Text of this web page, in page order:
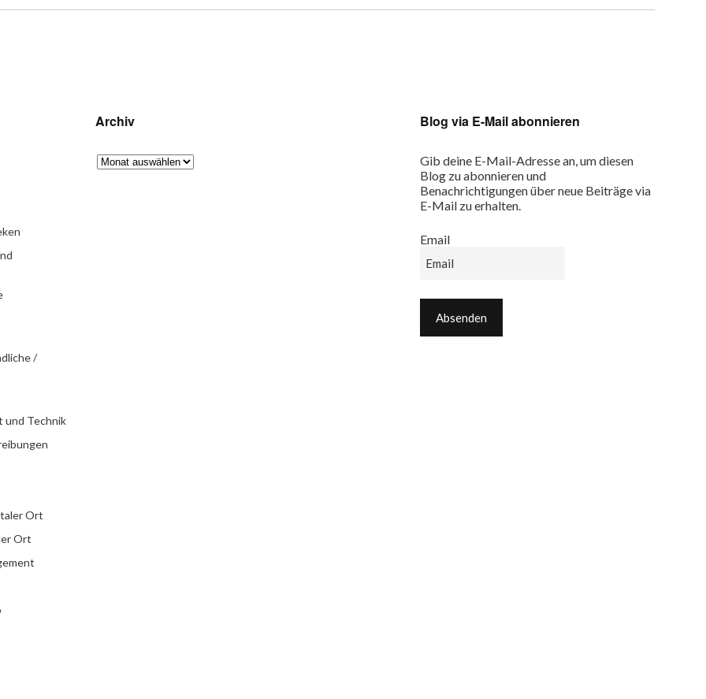
/
und Technik
Ort
Ort
Archiv Blog via E-Mail abonnieren
Gib deine E-Mail-Adresse an, um diesen
Blog zu abonnieren und
Benachrichtigungen über neue Beiträge via
E-Mail zu erhalten.
Email